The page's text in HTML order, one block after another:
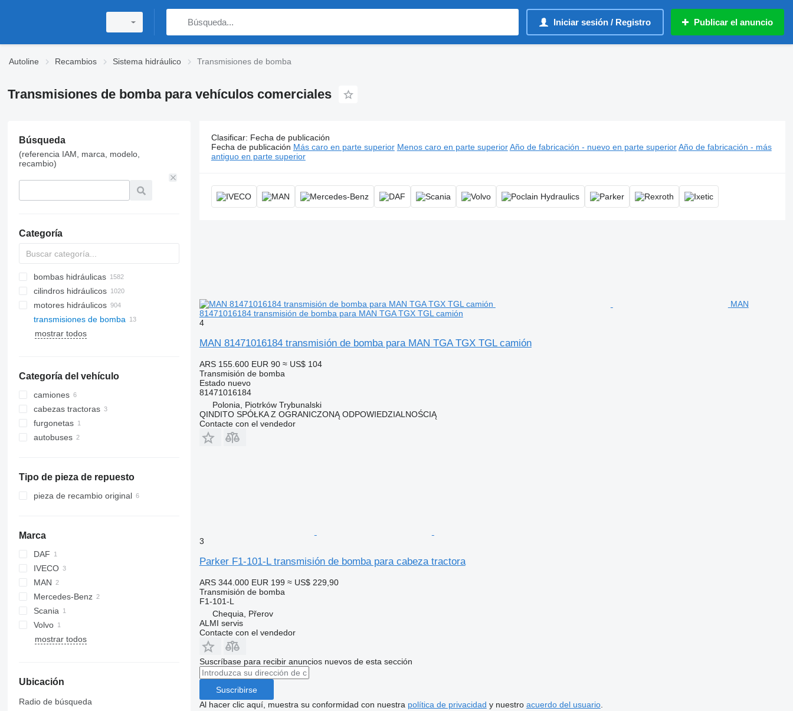
Iniciar sesión / Registro Publicar el anuncio
Autoline Recambios Sistema hidráulico Transmisiones de bomba
Transmisiones de bomba para vehículos comerciales
Búsqueda
(referencia IAM, marca, modelo,
recambio)
Categoría
bombas hidráulicas
cilindros hidráulicos
motores hidráulicos
transmisiones de bomba
mostrar todos
Categoría del vehículo
camiones
cabezas tractoras
furgonetas
autobuses
Tipo de pieza de repuesto
pieza de recambio original
Marca
DAF
IVECO
Daily
Eurotrakker
Trakker
MAN
TGA
TGL
TGX
Mercedes-Benz
Actros
Arocs
Atego
Scania
Volvo
FH
mostrar todos
Ubicación
Radio de búsqueda
13 anuncios:Transmisiones de bomba, transmisión de la bomba, accionamiento de la bomba hidráulica, accionamiento bomba de aceite
Clasificar: Fecha de publicación
Fecha de publicación Más caro en parte superior Menos caro en parte superior Año de fabricación - nuevo en parte superior Año de fabricación - más
antiguo en parte superior
MAN
81471016184 transmisión de bomba para MAN TGA TGX TGL camión
4
MAN 81471016184 transmisión de bomba para MAN TGA TGX TGL camión
ARS 155.600 EUR 90 ≈ US$ 104
Transmisión de bomba
Estadonuevo
81471016184
Polonia, Piotrków Trybunalski
QINDITO SPÓŁKA Z OGRANICZONĄ ODPOWIEDZIALNOŚCIĄ
Contacte con el vendedor
3
Parker F1-101-L transmisión de bomba para cabeza tractora
ARS 344.000 EUR 199 ≈ US$ 229,90
Transmisión de bomba
F1-101-L
Chequia, Přerov
ALMI servis
Contacte con el vendedor
Suscríbase para recibir anuncios nuevos de esta sección
Suscribirse
Al hacer clic aquí, muestra su conformidad con nuestra política de privacidad y nuestro acuerdo del usuario.